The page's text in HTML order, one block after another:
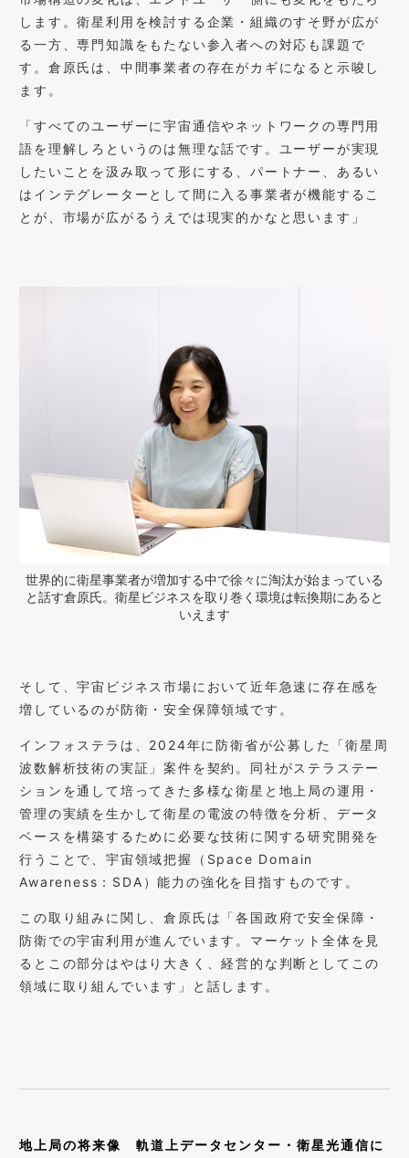
します。衛星利用を検討する企業・組織のすそ野が広が
る一方、専門知識をもたない参入者への対応も課題で
す。倉原氏は、中間事業者の存在がカギになると示唆し
ます。
「すべてのユーザーに宇宙通信やネットワークの専門用
語を理解しろというのは無理な話です。ユーザーが実現
したいことを汲み取って形にする、パートナー、あるい
はインテグレーターとして間に入る事業者が機能するこ
とが、市場が広がるうえでは現実的かなと思います」
世界的に衛星事業者が増加する中で徐々に淘汰が始まっている
と話す倉原氏。衛星ビジネスを取り巻く環境は転換期にあると
いえます
そして、宇宙ビジネス市場において近年急速に存在感を
増しているのが防衛・安全保障領域です。
インフォステラは、2024年に防衛省が公募した「衛星周
波数解析技術の実証」案件を契約。同社がステラステー
ションを通して培ってきた多様な衛星と地上局の運用・
管理の実績を生かして衛星の電波の特徴を分析、データ
ベースを構築するために必要な技術に関する研究開発を
行うことで、宇宙領域把握（Space Domain
Awareness：SDA）能力の強化を目指すものです。
この取り組みに関し、倉原氏は「各国政府で安全保障・
防衛での宇宙利用が進んでいます。マーケット全体を見
るとこの部分はやはり大きく、経営的な判断としてこの
領域に取り組んでいます」と話します。
地上局の将来像 軌道上データセンター・衛星光通信に